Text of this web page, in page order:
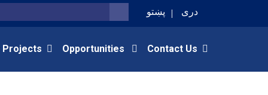
SEARCH
پښتو دری
Projects Opportunities Contact Us